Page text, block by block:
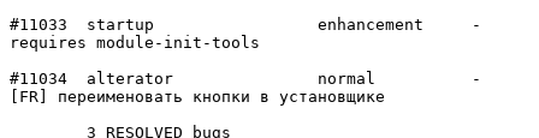
#11033	startup         	enhancement	-
requires module-init-tools
#11034	alterator       	normal  	-
[FR] переименовать кнопки в установщике